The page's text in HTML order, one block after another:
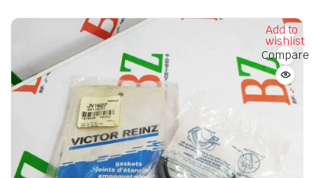
Add to
wishlist
Compare